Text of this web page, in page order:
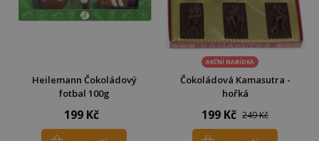
Heilemann Čokoládový
fotbal 100g
199 Kč
AKČNÍ NABÍDKA
Čokoládová Kamasutra -
hořká
199 Kč 249 Kč